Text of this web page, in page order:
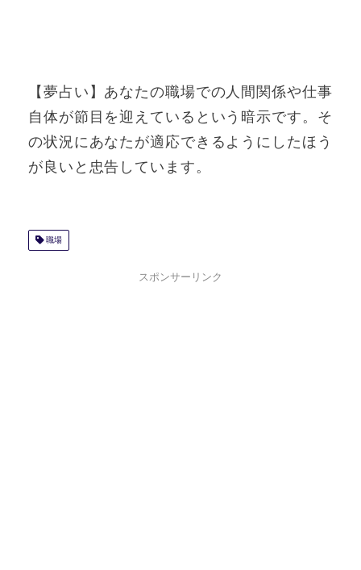
【夢占い】あなたの職場での人間関係や仕事
自体が節目を迎えているという暗示です。そ
の状況にあなたが適応できるようにしたほう
が良いと忠告しています。
職場
スポンサーリンク